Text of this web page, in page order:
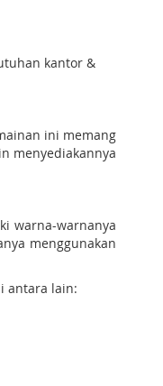
kantor &
ini memang
menyediakannya
warna-warnanya
menggunakan
antara lain: